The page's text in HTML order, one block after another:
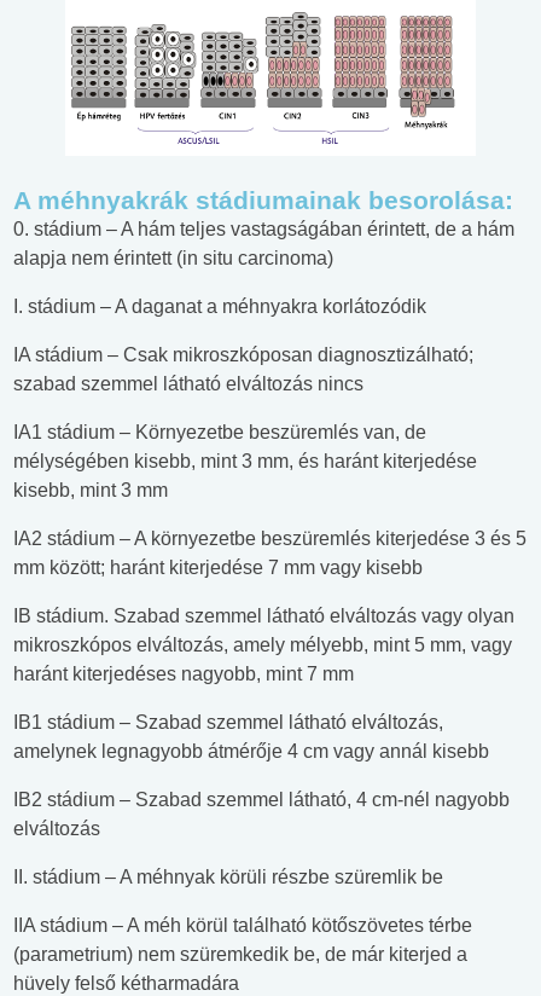
A méhnyakrák stádiumainak besorolása:
0. stádium – A hám teljes vastagságában érintett, de a hám
alapja nem érintett (in situ carcinoma)
I. stádium – A daganat a méhnyakra korlátozódik
IA stádium – Csak mikroszkóposan diagnosztizálható;
szabad szemmel látható elváltozás nincs
IA1 stádium – Környezetbe beszüremlés van, de
mélységében kisebb, mint 3 mm, és haránt kiterjedése
kisebb, mint 3 mm
IA2 stádium – A környezetbe beszüremlés kiterjedése 3 és 5
mm között; haránt kiterjedése 7 mm vagy kisebb
IB stádium. Szabad szemmel látható elváltozás vagy olyan
mikroszkópos elváltozás, amely mélyebb, mint 5 mm, vagy
haránt kiterjedéses nagyobb, mint 7 mm
IB1 stádium – Szabad szemmel látható elváltozás,
amelynek legnagyobb átmérője 4 cm vagy annál kisebb
IB2 stádium – Szabad szemmel látható, 4 cm-nél nagyobb
elváltozás
II. stádium – A méhnyak körüli részbe szüremlik be
IIA stádium – A méh körül található kötőszövetes térbe
(parametrium) nem szüremkedik be, de már kiterjed a
hüvely felső kétharmadára